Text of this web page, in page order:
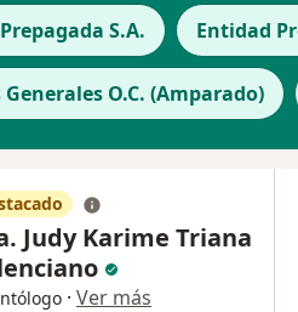
S.A. Entidad
O.C. (Amparado)
Judy Karime Triana
· Ver más